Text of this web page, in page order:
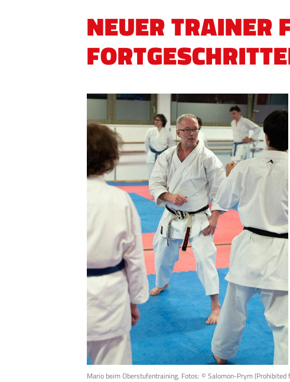
NEUER TRAINER
Mario beim Oberstufentraining, Fotos: © Salomon-Prym
QUICKLINKS
Sportangebote finden
Unser Sportangebot
Sportsuche
Ausfälle und Vertretungen
Deutsches Sportabzeichen